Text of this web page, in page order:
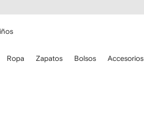
Ropa Zapatos Bolsos Accesorios